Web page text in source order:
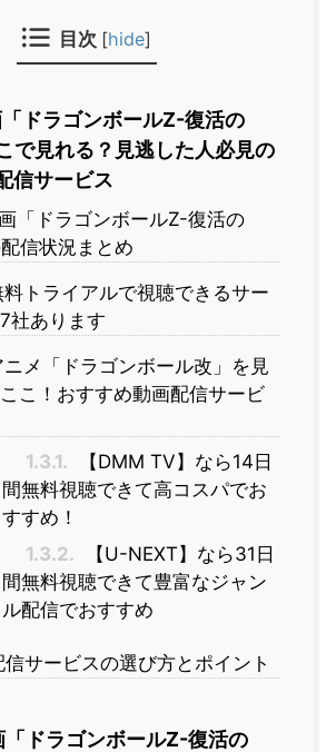
目次 [hide]
「ドラゴンボールZ-復活の
で見れる？見逃した人必見の
信サービス
「ドラゴンボールZ-復活の
信状況まとめ
料トライアルで視聴できるサー
社あります
ニメ「ドラゴンボール改」を見
こ！おすすめ動画配信サービ
1.3.1.
【DMM TV】なら14日
間無料視聴できて高コスパでお
すすめ！
1.3.2.
【U-NEXT】なら31日
間無料視聴できて豊富なジャン
ル配信でおすすめ
信サービスの選び方とポイント
「ドラゴンボールZ-復活の